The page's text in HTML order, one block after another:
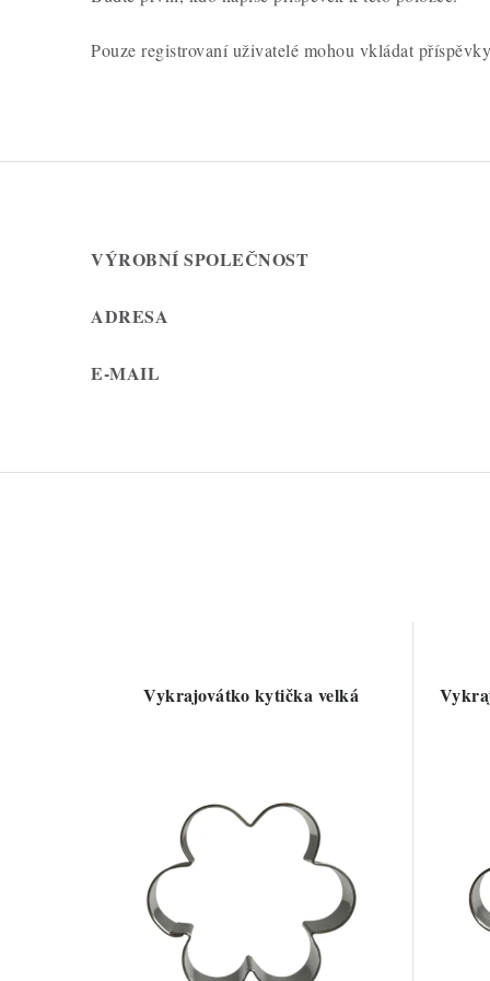
Pouze registrovaní uživatelé mohou vkládat
VÝROBNÍ SPOLEČNOST
ADRESA
E-MAIL
Vykrajovátko kytička velká